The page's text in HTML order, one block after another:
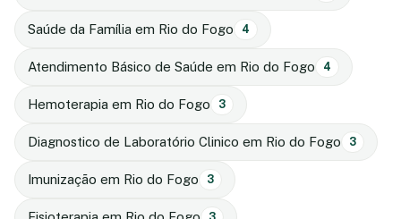
Saúde da Família em Rio do Fogo 4
Atendimento Básico de Saúde em Rio do Fogo 4
Hemoterapia em Rio do Fogo 3
Diagnostico de Laboratório Clinico em Rio do Fogo 3
Imunização em Rio do Fogo 3